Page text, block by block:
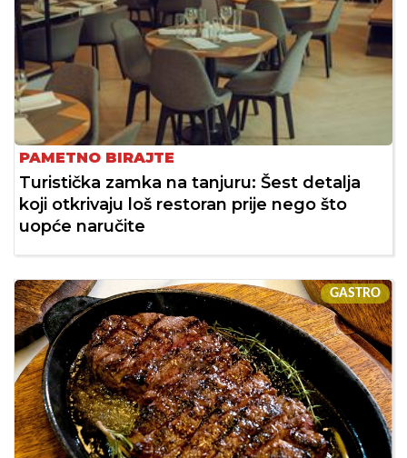
PAMETNO BIRAJTE
Turistička zamka na tanjuru: Šest detalja
koji otkrivaju loš restoran prije nego što
uopće naručite
GASTRO